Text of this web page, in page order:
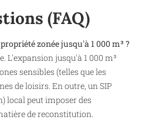
(FAQ)
zonée jusqu'à 1 000 m³ ?
L'expansion jusqu'à 1 000 m³
sensibles (telles que les
de loisirs. En outre, un SIP
local peut imposer des
de reconstitution.